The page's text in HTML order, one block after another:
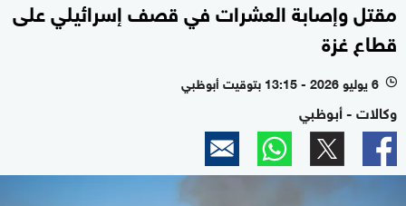
مقتل وإصابة العشرات في قصف إسرائيلي على
قطاع غزة
l 6 يوليو 2026 - 13:15 بتوقيت أبوظبي
وكالات - أبوظبي